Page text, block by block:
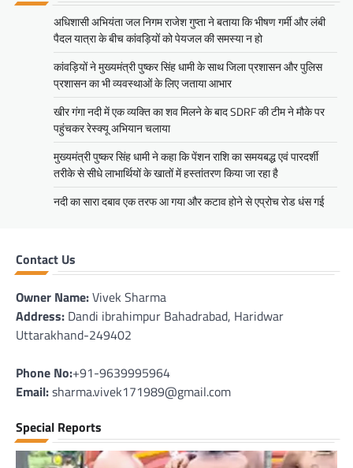
अधिशासी अभियंता जल निगम राजेश गुप्ता ने बताया कि भीषण गर्मी और लंबी
पैदल यात्रा के बीच कांवड़ियों को पेयजल की समस्या न हो
कांवड़ियों ने मुख्यमंत्री पुष्कर सिंह धामी के साथ जिला प्रशासन और पुलिस
प्रशासन का भी व्यवस्थाओं के लिए जताया आभार
खीर गंगा नदी में एक व्यक्ति का शव मिलने के बाद SDRF की टीम ने मौके पर
पहुंचकर रेस्क्यू अभियान चलाया
मुख्यमंत्री पुष्कर सिंह धामी ने कहा कि पेंशन राशि का समयबद्ध एवं पारदर्शी
तरीके से सीधे लाभार्थियों के खातों में हस्तांतरण किया जा रहा है
नदी का सारा दबाव एक तरफ आ गया और कटाव होने से एप्रोच रोड धंस गई
Contact Us
Owner Name:Vivek Sharma
Address: Dandi ibrahimpur Bahadrabad, Haridwar
Uttarakhand-249402
Phone No:+91-9639995964
Email:sharma.vivek171989@gmail.com
Special Reports